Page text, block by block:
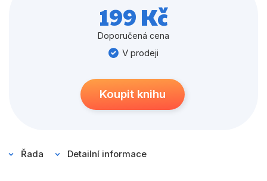
Populárně - naučná pro dospělé
Populárně - naučné pro děti
Příroda a zahrada
Společnost, politika
199 Kč
Doporučená cena
V prodeji
Koupit knihu
Řada Detailní informace